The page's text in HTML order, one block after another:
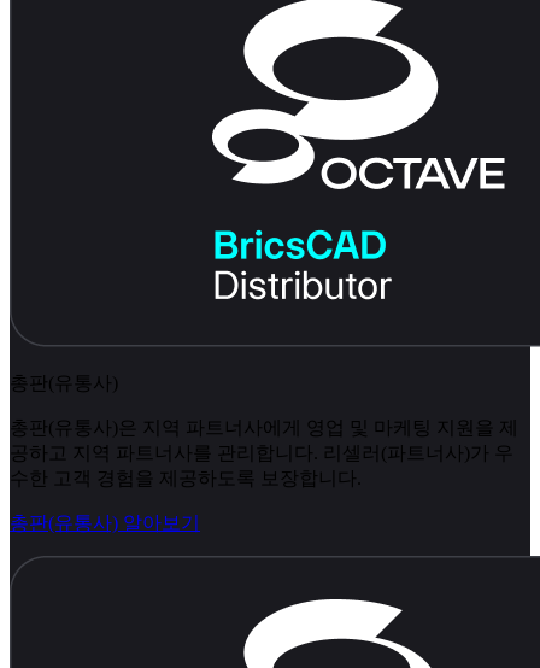
총판(유통사)
총판(유통사)은 지역 파트너사에게 영업 및 마케팅 지원을 제
공하고 지역 파트너사를 관리합니다. 리셀러(파트너사)가 우
수한 고객 경험을 제공하도록 보장합니다.
총판(유통사) 알아보기